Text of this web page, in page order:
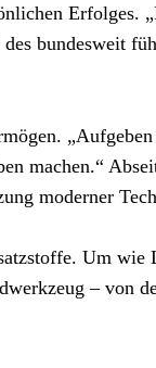
Erfolges.
bundesweit
machen.“
moderner
Um wie
– von